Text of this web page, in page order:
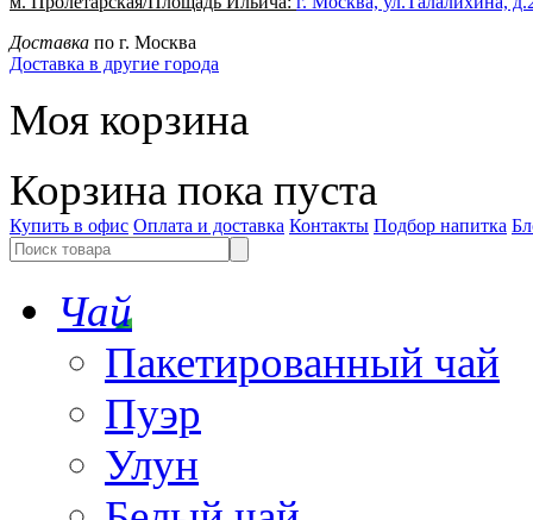
Доставка по г. Москва
Доставка в другие города
Моя корзина
Корзина пока пуста
Купить в офис Оплата и доставка Контакты Подбор напитка
Чай
Пакетированный чай
Пуэр
Улун